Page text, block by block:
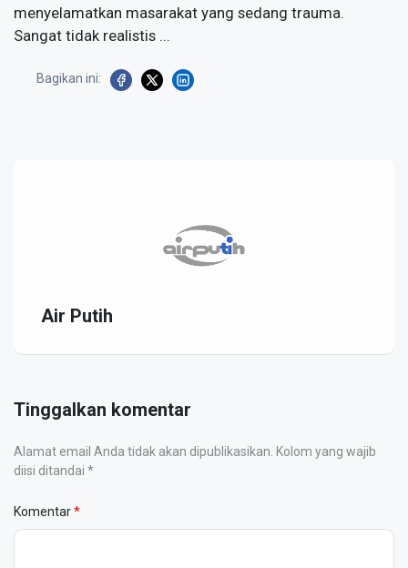
menyelamatkan masarakat yang sedang trauma.
Sangat tidak realistis ...
Bagikan ini:
Air Putih
Tinggalkan komentar
Alamat email Anda tidak akan dipublikasikan. Kolom yang wajib
diisi ditandai *
Komentar